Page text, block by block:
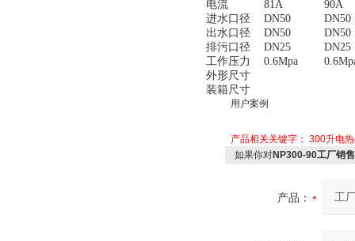
电流 81A
90A
进水口径
DN50
DN50
出水口径
DN50
DN50
排污口径
DN25
DN25
工作压力
0.6Mpa
外形尺寸
装箱尺寸
用户案例
产品相关关键字： 300升电
如果你对NP300-90工厂销
产品：